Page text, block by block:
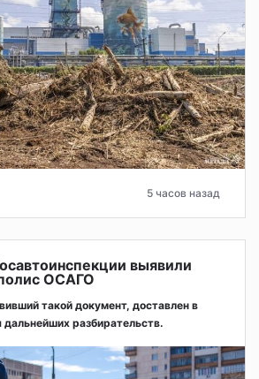
5 часов назад
выявили
ОСАГО
такой документ, доставлен в
дальнейших разбирательств.